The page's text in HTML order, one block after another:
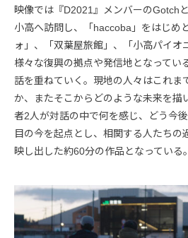
映像では『D2021』メンバーのGotch
小高へ訪問し、「haccoba」をはじめ
ォ」、「双葉屋旅館」、「小高パイオ
様々な復興の拠点や発信地となってい
話を重ねていく。現地の人々はこれま
か、またそこからどのような未来を描
者2人が対話の中で何を感じ、どう今
目の今を起点とし、相関する人たちの
映し出した約60分の作品となっている。